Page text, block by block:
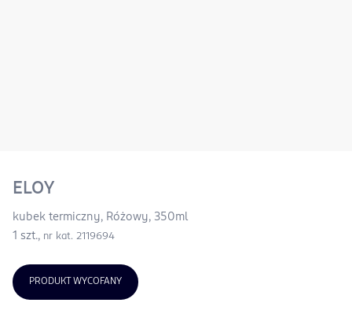
ELOY
kubek termiczny, Różowy, 350ml
1 szt., nr kat. 2119694
PRODUKT WYCOFANY